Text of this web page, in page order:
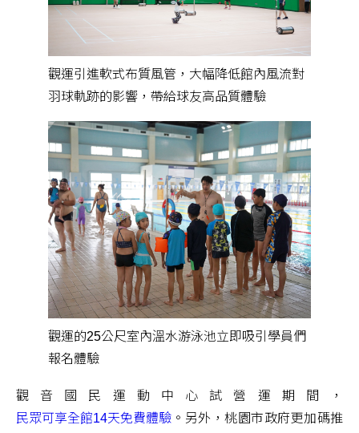
觀運引進軟式布質風管，大幅降低館內風流對
羽球軌跡的影響，帶給球友高品質體驗
觀運的25公尺室內溫水游泳池立即吸引學員們
報名體驗
觀音國民運動中心試營運期間，
民眾可享全館14天免費體驗 。另外，桃園市政府更加碼推